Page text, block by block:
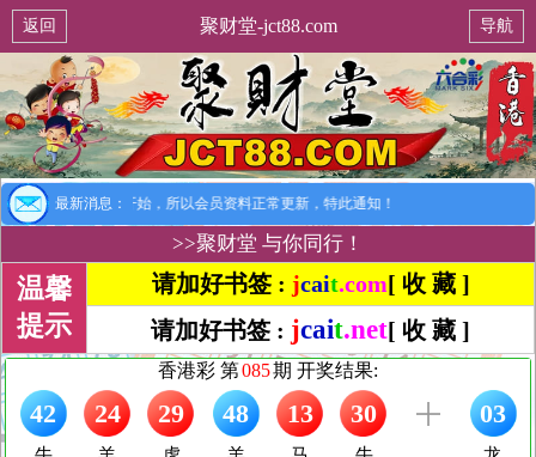
返回 聚财堂-jct88.com 导航
最新消息：
示：8月1日开始，所以会员资料正常更新，特此通知！
>>聚财堂 与你同行！
温馨
提示
请加好书签 : jcait.com[ 收 藏 ]
请加好书签 : jcait.net[ 收 藏 ]